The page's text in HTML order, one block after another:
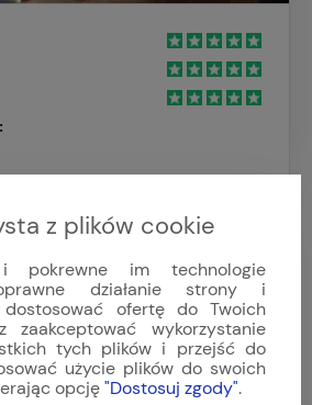
z plików cookie
pokrewne im technologie
działanie strony i
ofertę do Twoich
zaakceptować wykorzystanie
tych plików i przejść do
użycie plików do swoich
opcję"Dostosuj zgody".